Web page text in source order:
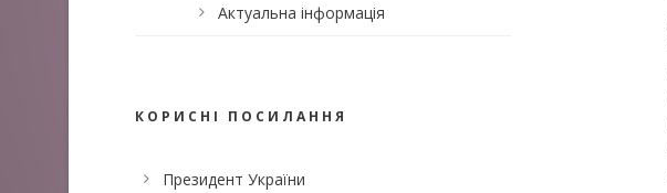
Актуальна інформація
КОРИСНІ ПОСИЛАННЯ
Президент України